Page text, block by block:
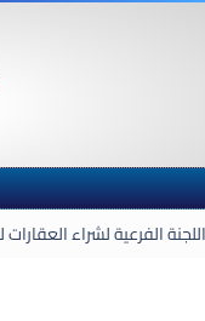
الفرعية لشراء